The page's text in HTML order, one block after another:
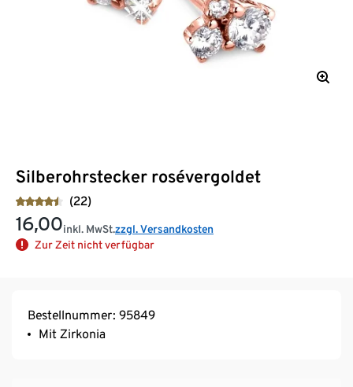
Silberohrstecker rosévergoldet
(22)
16,00inkl. MwSt.zzgl. Versandkosten
Zur Zeit nicht verfügbar
Bestellnummer: 95849
Mit Zirkonia